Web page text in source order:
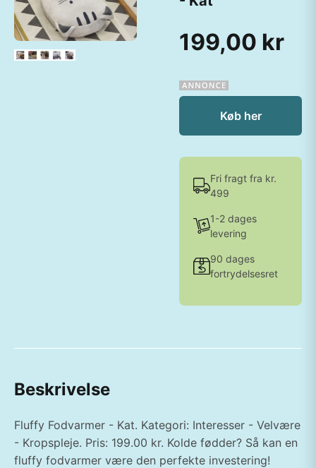
199,00 kr
Køb her
Fri fragt fra kr.
499
1-2 dages
levering
90 dages
fortrydelsesret
Beskrivelse
Fluffy Fodvarmer - Kat. Kategori: Interesser - Velvære
- Kropspleje. Pris: 199.00 kr. Kolde fødder? Så kan en
fluffy fodvarmer være den perfekte investering!